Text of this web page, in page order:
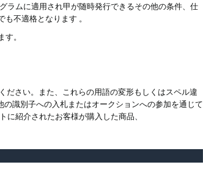
ラムに適用され甲が随時発行できるその他の条件、仕
不適格となります 。
。
ださい。また、これらの用語の変形もしくはスペル違
識別子への入札またはオークションへの参加を通じて
に紹介されたお客様が購入した商品、